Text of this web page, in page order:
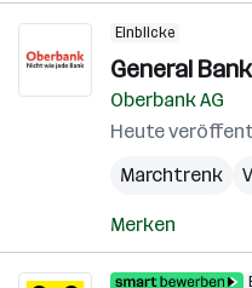
Einblicke
General
Oberbank AG
Heute
Marchtrenk
Merken